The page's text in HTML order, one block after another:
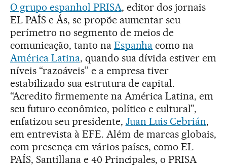
O grupo espanhol PRISA, editor dos jornais
EL PAÍS e Ás, se propõe aumentar seu
perímetro no segmento de meios de
comunicação, tanto na Espanha como na
América Latina, quando sua dívida estiver em
níveis “razoáveis” e a empresa tiver
estabilizado sua estrutura de capital.
“Acredito firmemente na América Latina, em
seu futuro econômico, político e cultural”,
enfatizou seu presidente, Juan Luis Cebrián,
em entrevista à EFE. Além de marcas globais,
com presença em vários países, como EL
PAÍS, Santillana e 40 Principales, o PRISA